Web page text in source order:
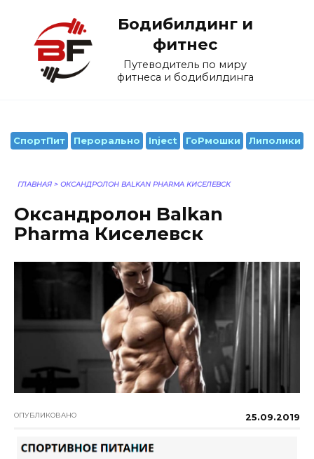
содержанию
Бодибилдинг и
фитнес
Путеводитель по миру
фитнеса и бодибилдинга
СпортПит Перорально Inject ГоРмошки Липолики
ГЛАВНАЯ > ОКСАНДРОЛОН BALKAN PHARMA КИСЕЛЕВСК
Оксандролон Balkan
Pharma Киселевск
ОПУБЛИКОВАНО 25.09.2019